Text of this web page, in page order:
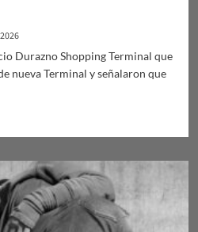
Durazno Shopping Terminal que
nueva Terminal y señalaron que